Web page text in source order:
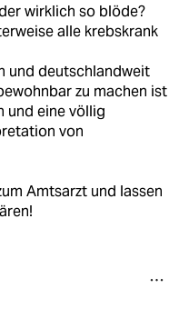
wirklich so blöde?
alle krebskrank
und deutschlandweit
zu machen ist
und eine völlig
von
Amtsarzt und lassen